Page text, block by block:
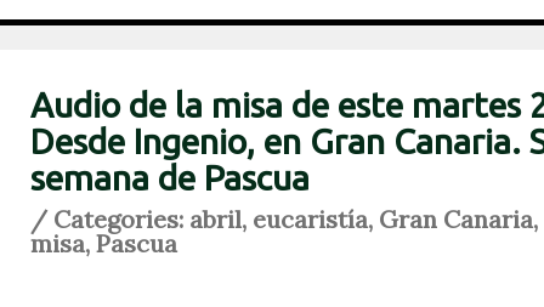
Audio de la misa de este martes
Desde Ingenio, en Gran Canaria.
semana de Pascua
/ Categories: abril, eucaristía, Gran Canaria,
misa,Pascua